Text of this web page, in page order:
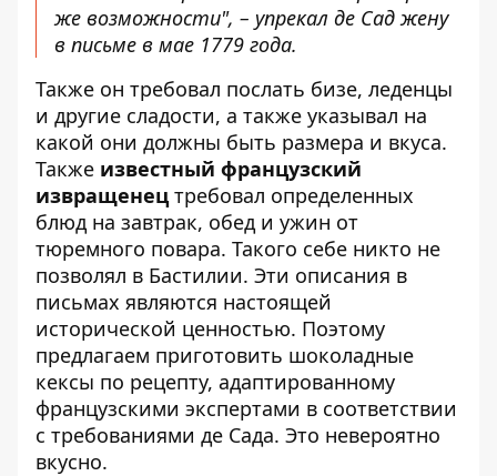
же возможности", – упрекал де Сад жену
в письме в мае 1779 года.
Также он требовал послать бизе, леденцы
и другие сладости, а также указывал на
какой они должны быть размера и вкуса.
Также известный французский
извращенецтребовал определенных
блюд на завтрак, обед и ужин от
тюремного повара. Такого себе никто не
позволял в Бастилии. Эти описания в
письмах являются настоящей
исторической ценностью. Поэтому
предлагаем приготовить шоколадные
кексы по рецепту, адаптированному
французскими экспертами в соответствии
с требованиями де Сада. Это невероятно
вкусно.